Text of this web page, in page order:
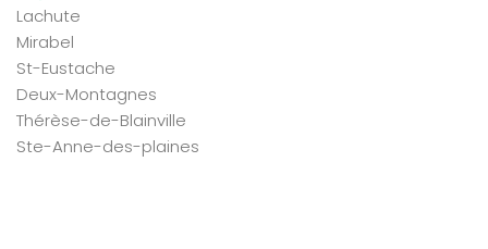
Lachute
Mirabel
St-Eustache
Deux-Montagnes
Thérèse-de-Blainville
Ste-Anne-des-plaines